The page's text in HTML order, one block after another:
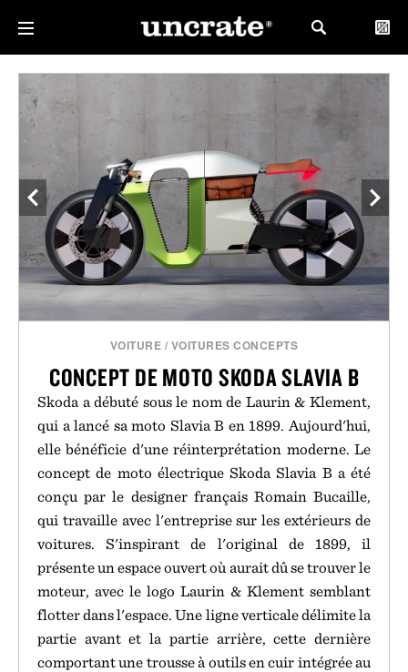
VOITURE / VOITURES CONCEPTS
CONCEPT DE MOTO SKODA SLAVIA B
Skoda a débuté sous le nom de Laurin & Klement,
qui a lancé sa moto Slavia B en 1899. Aujourd'hui,
elle bénéficie d'une réinterprétation moderne. Le
concept de moto électrique Skoda Slavia B a été
conçu par le designer français Romain Bucaille,
qui travaille avec l'entreprise sur les extérieurs de
voitures. S'inspirant de l'original de 1899, il
présente un espace ouvert où aurait dû se trouver le
moteur, avec le logo Laurin & Klement semblant
flotter dans l'espace. Une ligne verticale délimite la
partie avant et la partie arrière, cette dernière
comportant une trousse à outils en cuir intégrée au